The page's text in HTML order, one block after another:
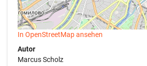
In OpenStreetMap ansehen
Autor
Marcus Scholz